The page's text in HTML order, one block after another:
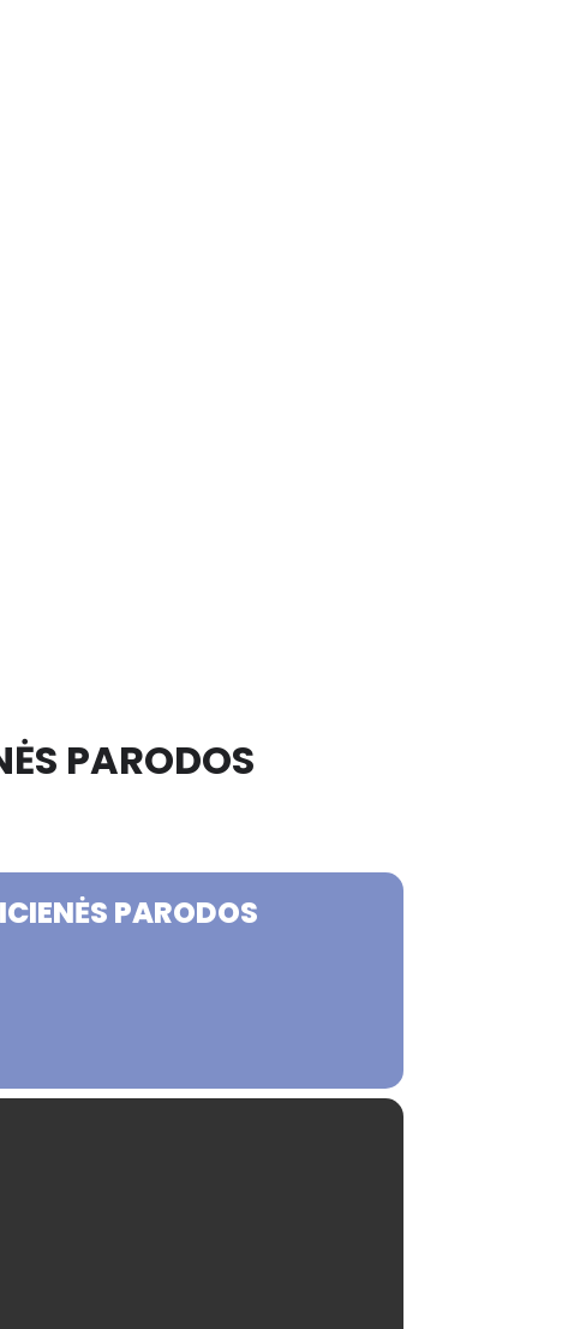
PARODOS
PARODOS